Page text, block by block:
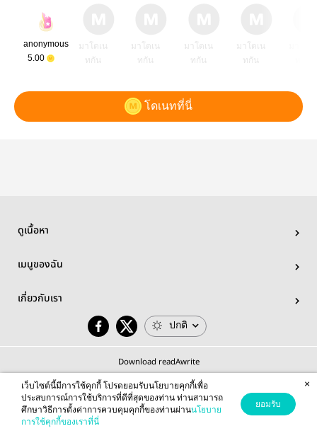
anonymous
5.00
มาโดเน
ทกัน
มาโดเน
ทกัน
มาโดเน
ทกัน
มาโดเน
ทกัน
โดเนทที่นี่
ดูเนื้อหา
เมนูของฉัน
เกี่ยวกับเรา
ปกติ
Download readAwrite
© 2026 readAwrite.com by MEB Corporation Public Company Limited
This site is protected by reCAPTCHA and the Google
เว็บไซต์นี้มีการใช้คุกกี้ โปรดยอมรับนโยบายคุกกี้เพื่อ
ประสบการณ์การใช้บริการที่ดีที่สุดของท่าน ท่านสามารถ
ศึกษาวิธีการตั้งค่าการควบคุมคุกกี้ของท่านผ่านนโยบาย
การใช้คุกกี้ของเราที่นี่
ยอมรับ
×